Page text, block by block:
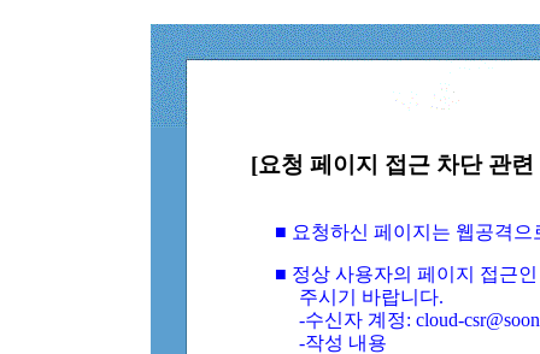
[요청 페이지 접근 차단 관
■ 요청하신 페이지는 웹공격
■ 정상 사용자의 페이지 접근
주시기 바랍니다.
-수신자 계정: cloud-
-작성 내용